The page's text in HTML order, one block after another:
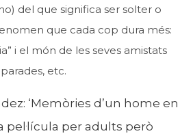
del que significa ser solter o
que cada cop dura més:
i el món de les seves amistats
etc.
‘Memòries d’un home en
pel·lícula per adults però